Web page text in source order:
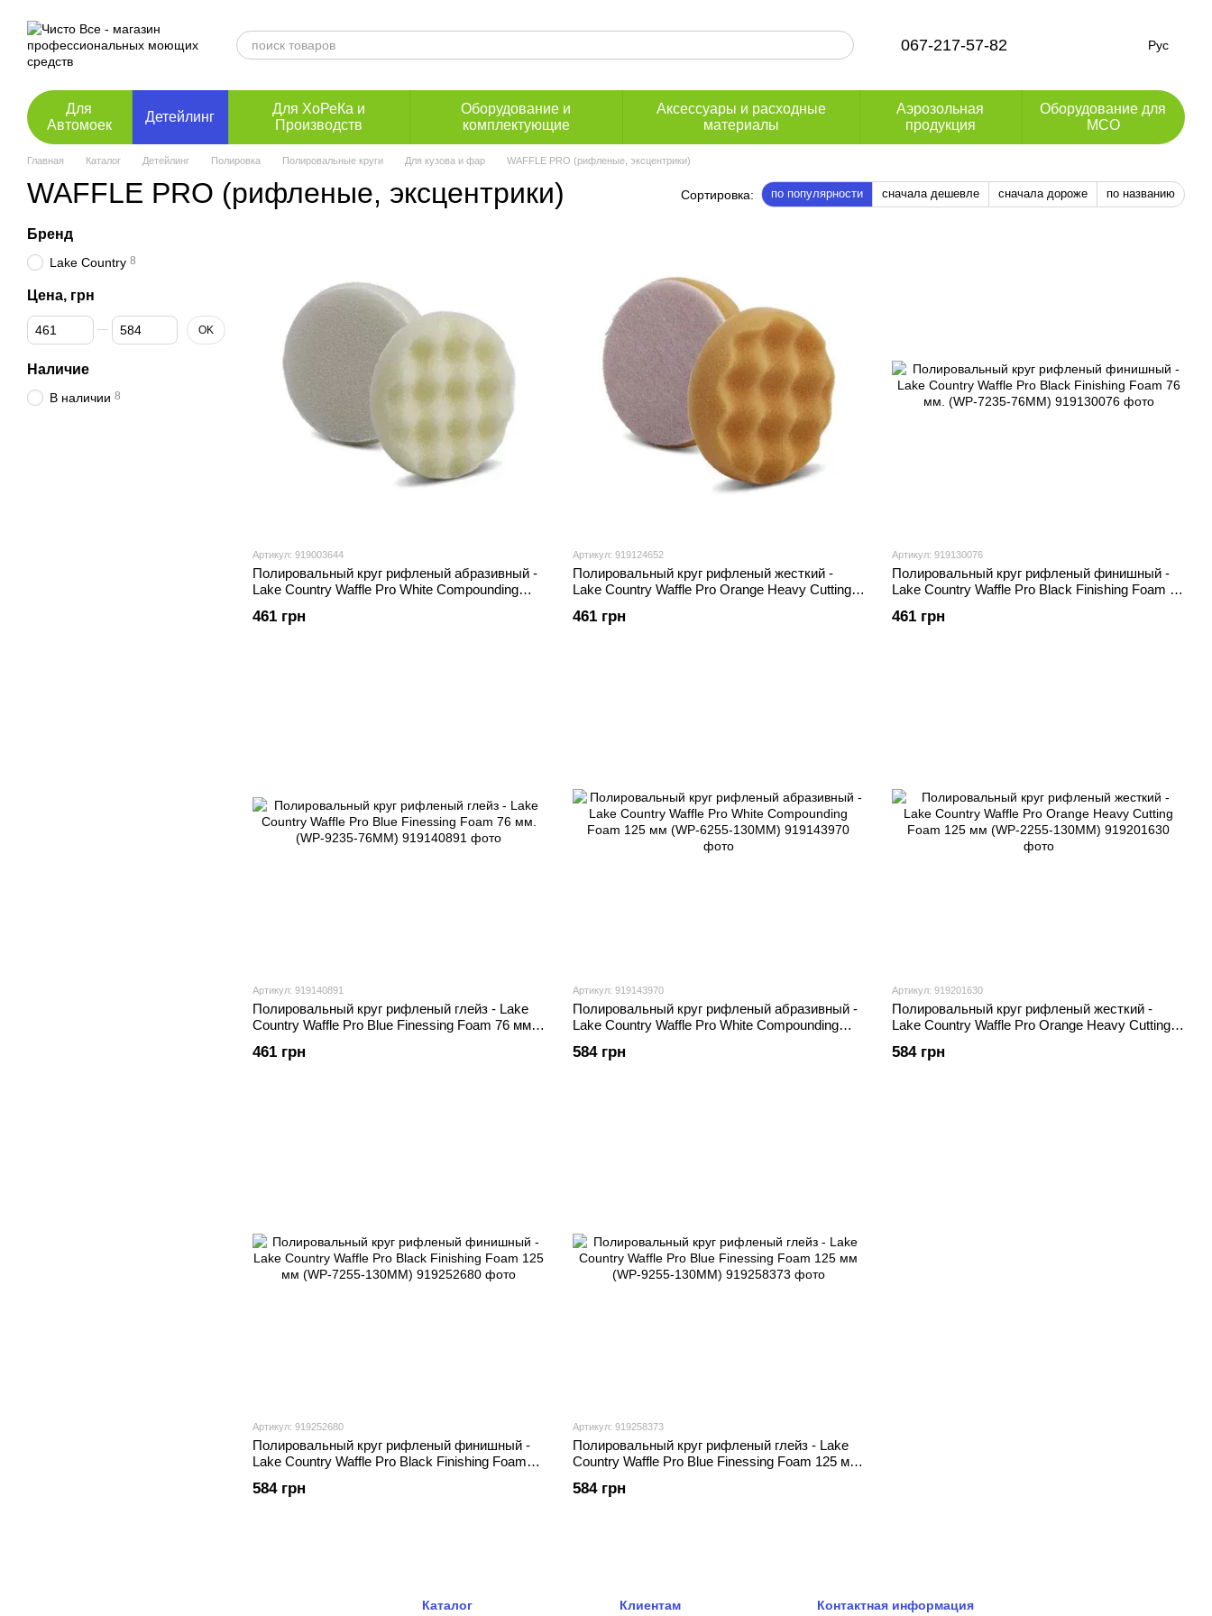
067-217-57-82 Рус
Для
Автомоек
Детейлинг
Для ХоРеКа и
Производств
Оборудование и
комплектующие
Аксессуары и расходные
материалы
Аэрозольная
продукция
Оборудование для
МСО
Главная Каталог Детейлинг Полировка Полировальные круги Для кузова и фар WAFFLE PRO (рифленые, эксцентрики)
WAFFLE PRO (рифленые, эксцентрики) Сортировка: по популярности сначала дешевле сначала дороже по названию
Артикул: 919003644
Полировальный круг рифленый абразивный -
Lake Country Waffle Pro White Compounding
461 грн
Артикул: 919124652
Полировальный круг рифленый жесткий -
Lake Country Waffle Pro Orange Heavy Cutting
461 грн
Артикул: 919130076
Полировальный круг рифленый финишный -
Lake Country Waffle Pro Black Finishing Foam 76
461 грн
Артикул: 919140891
Полировальный круг рифленый глейз - Lake
Country Waffle Pro Blue Finessing Foam 76 мм.
461 грн
Артикул: 919143970
Полировальный круг рифленый абразивный -
Lake Country Waffle Pro White Compounding
584 грн
Артикул: 919201630
Полировальный круг рифленый жесткий -
Lake Country Waffle Pro Orange Heavy Cutting
584 грн
Артикул: 919252680
Полировальный круг рифленый финишный -
Lake Country Waffle Pro Black Finishing Foam
584 грн
Артикул: 919258373
Полировальный круг рифленый глейз - Lake
Country Waffle Pro Blue Finessing Foam 125 мм
584 грн
Бренд
Lake Country 8
Цена, грн
От Цена, грн
До Цена, грн OK
Наличие
В наличии 8
Каталог Клиентам Контактная информация